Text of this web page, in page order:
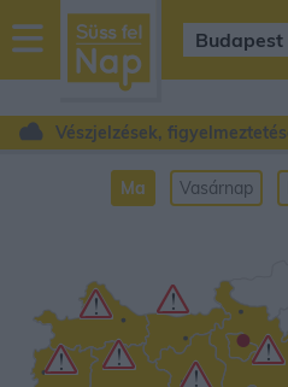
sussfelnap.hu
időjárás
Vészjelzések,
Ma Vasárnap
•